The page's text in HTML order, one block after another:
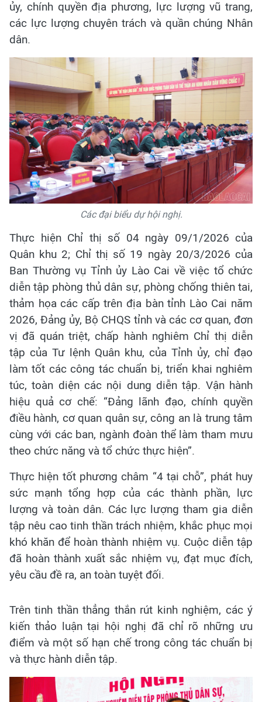
ủy, chính quyền địa phương, lực lượng vũ trang,
các lực lượng chuyên trách và quần chúng Nhân
dân.
Các đại biểu dự hội nghị.
Thực hiện Chỉ thị số 04 ngày 09/1/2026 của
Quân khu 2; Chỉ thị số 19 ngày 20/3/2026 của
Ban Thường vụ Tỉnh ủy Lào Cai về việc tổ chức
diễn tập phòng thủ dân sự, phòng chống thiên tai,
thảm họa các cấp trên địa bàn tỉnh Lào Cai năm
2026, Đảng ủy, Bộ CHQS tỉnh và các cơ quan, đơn
vị đã quán triệt, chấp hành nghiêm Chỉ thị diễn
tập của Tư lệnh Quân khu, của Tỉnh ủy, chỉ đạo
làm tốt các công tác chuẩn bị, triển khai nghiêm
túc, toàn diện các nội dung diễn tập. Vận hành
hiệu quả cơ chế: “Đảng lãnh đạo, chính quyền
điều hành, cơ quan quân sự, công an là trung tâm
cùng với các ban, ngành đoàn thể làm tham mưu
theo chức năng và tổ chức thực hiện”.
Thực hiện tốt phương châm “4 tại chỗ”, phát huy
sức mạnh tổng hợp của các thành phần, lực
lượng và toàn dân. Các lực lượng tham gia diễn
tập nêu cao tinh thần trách nhiệm, khắc phục mọi
khó khăn để hoàn thành nhiệm vụ. Cuộc diễn tập
đã hoàn thành xuất sắc nhiệm vụ, đạt mục đích,
yêu cầu đề ra, an toàn tuyệt đối.
Trên tinh thần thẳng thắn rút kinh nghiệm, các ý
kiến thảo luận tại hội nghị đã chỉ rõ những ưu
điểm và một số hạn chế trong công tác chuẩn bị
và thực hành diễn tập.